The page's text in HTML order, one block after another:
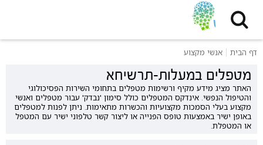
דף הבית אנשי מקצוע
מטפלים במעלות-תרשיחא
האתר מציג מידע מקיף ורשימות מטפלים בתחומי השירות הפסיכולוגי
והטיפול הנפשי. אינדקס המטפלים כולל סימון 'נבדק' עבור מטפלים ואנשי
מקצוע בעלי הסמכות מקצועיות והכשרות מתאימות. ניתן לפנות למטפלים
באופן ישיר באמצעות טופס הפנייה או ליצור קשר טלפוני ישיר עם המטפל
או המטפלת.